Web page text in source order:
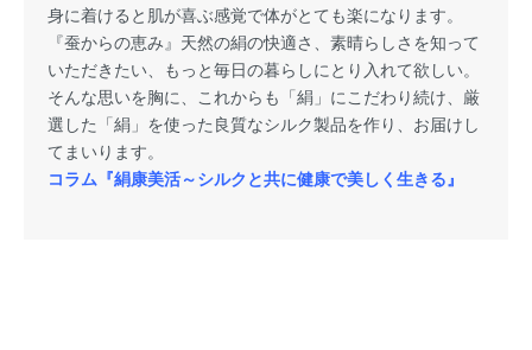
身に着けると肌が喜ぶ感覚で体がとても楽になります。
『蚕からの恵み』天然の絹の快適さ、素晴らしさを知って
いただきたい、もっと毎日の暮らしにとり入れて欲しい。
そんな思いを胸に、これからも「絹」にこだわり続け、厳
選した「絹」を使った良質なシルク製品を作り、お届けし
てまいります。
コラム『絹康美活～シルクと共に健康で美しく生きる』